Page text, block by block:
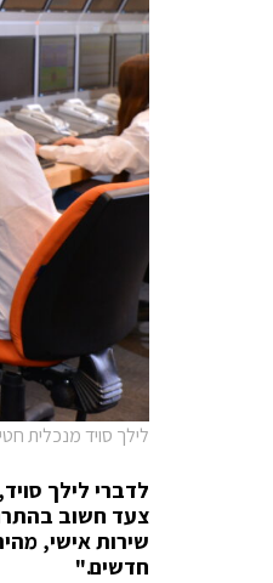
לילך סויד מנכלית
לדברי לילך
צעד חשוב
שירות אישי,
חדשים."